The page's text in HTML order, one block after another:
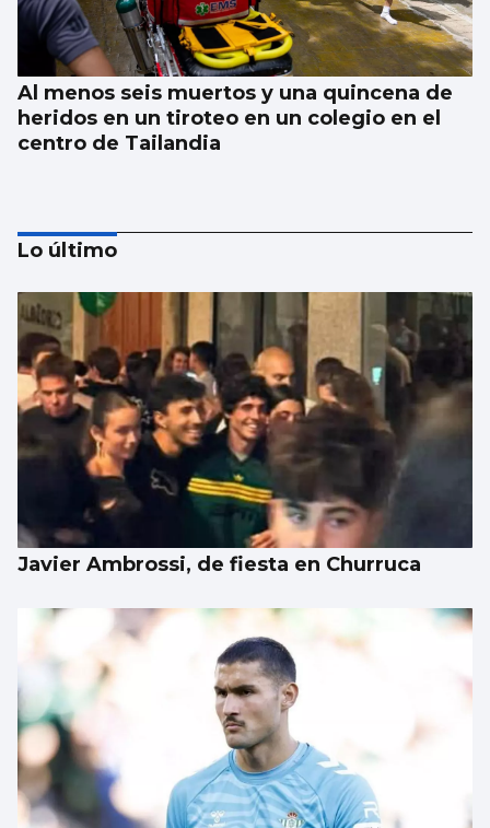
Al menos seis muertos y una quincena de
heridos en un tiroteo en un colegio en el
centro de Tailandia
Japón recuerda Hiroshima y reabre el
debate antinuclear
Lo último
Javier Ambrossi, de fiesta en Churruca